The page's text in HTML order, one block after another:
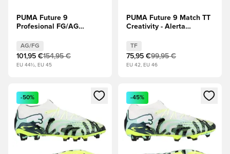
PUMA Future 9
Profesional FG/AG
amarilla/Gelatina de
menta/PUMA
White/PUMA Negro
AG/FG
101,95 €154,95 €
EU 44½, EU 45
PUMA Future 9 Match TT
Creativity - Alerta
menta/PUMA
White/PUMA Negro
TF
75,95 €99,95 €
EU 42, EU 46
Abre un modal para iniciar sesión o registrarse como
-50%
Abre un modal para iniciar
-45%